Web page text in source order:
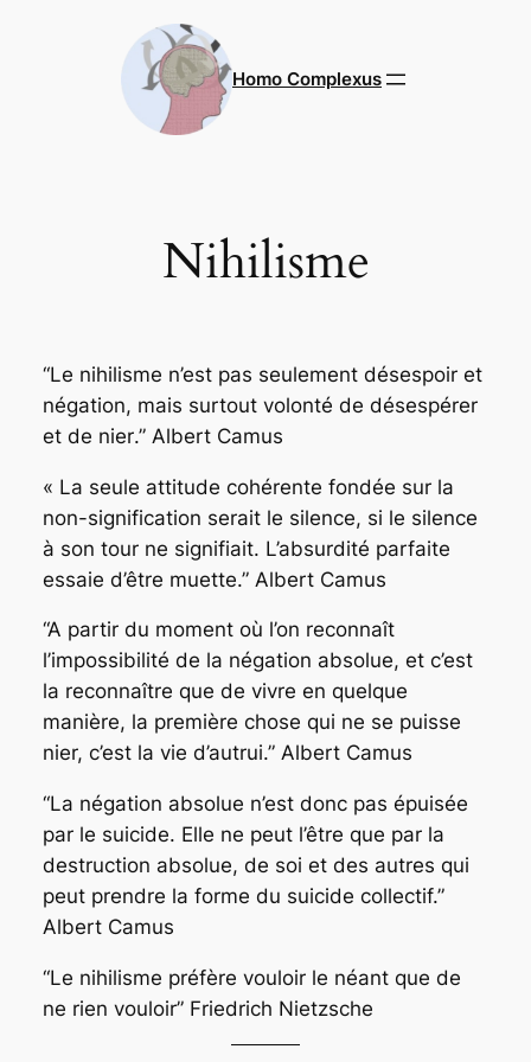
Homo Complexus
Nihilisme
“Le nihilisme n’est pas seulement désespoir et
négation, mais surtout volonté de désespérer
et de nier.” Albert Camus
« La seule attitude cohérente fondée sur la
non-signification serait le silence, si le silence
à son tour ne signifiait. L’absurdité parfaite
essaie d’être muette.” Albert Camus
“A partir du moment où l’on reconnaît
l’impossibilité de la négation absolue, et c’est
la reconnaître que de vivre en quelque
manière, la première chose qui ne se puisse
nier, c’est la vie d’autrui.” Albert Camus
“La négation absolue n’est donc pas épuisée
par le suicide. Elle ne peut l’être que par la
destruction absolue, de soi et des autres qui
peut prendre la forme du suicide collectif.”
Albert Camus
“Le nihilisme préfère vouloir le néant que de
ne rien vouloir”Friedrich Nietzsche